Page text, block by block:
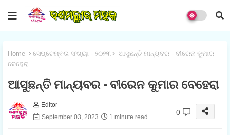
Home ସେପ୍ଟେମ୍ବର ସଂଖ୍ୟା - ୨୦୨୩
ଆସୁଛନ୍ତି ମାନ୍ୟବର - ବୀରେନ କୁମାର
ବେହେରା
ଆସୁଛନ୍ତି ମାନ୍ୟବର - ବୀରେନ କୁମାର ବେହେରା
Editor
September 03, 2023
1 minute read
0